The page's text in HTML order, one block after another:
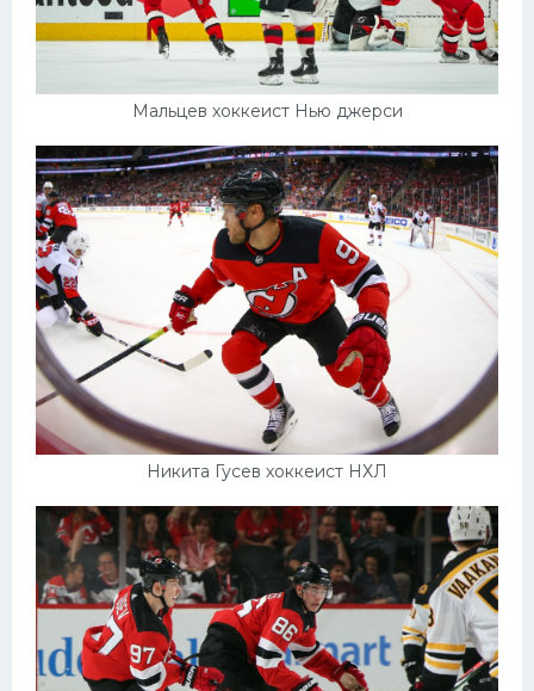
Мальцев хоккеист Нью джерси
Никита Гусев хоккеист НХЛ